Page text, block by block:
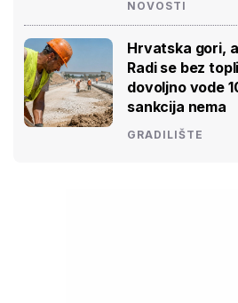
NOVOSTI
Hrvatska gori,
Radi se bez
dovoljno vode
sankcija nema
GRADILIŠTE